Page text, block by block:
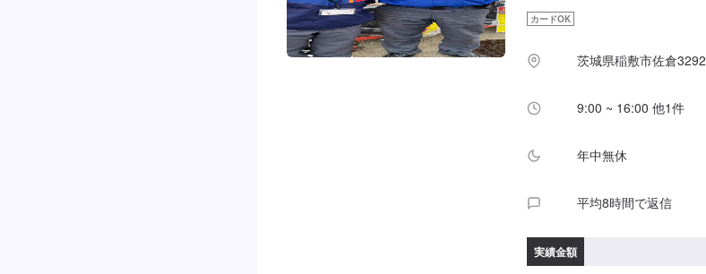
カードOK
茨城県稲敷市佐倉3292
9:00 ~ 16:00 他1件
年中無休
平均8時間で返信
実績金額